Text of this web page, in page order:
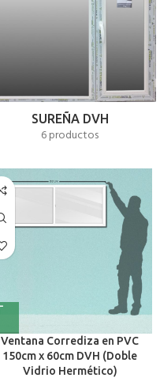
SUREÑA DVH
6 productos
Ventana Corrediza en PVC
150cm x 60cm DVH (Doble
Vidrio Hermético)